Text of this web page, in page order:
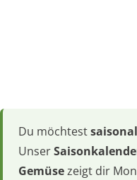
Du möchtest
Unser
Gemüsezeigt dir